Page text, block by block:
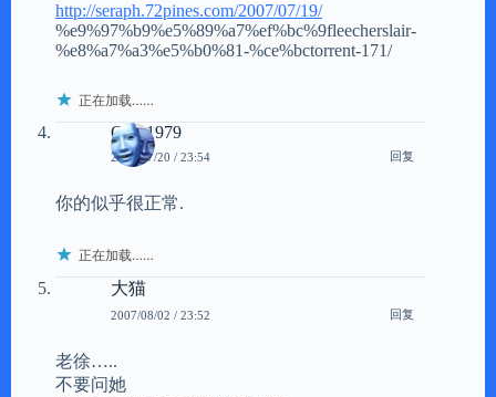
http://seraph.72pines.com/2007/07/19/
%e9%97%b9%e5%89%a7%ef%bc%9fleecherslair-
%e8%a7%a3%e5%b0%81-%ce%bctorrent-171/
正在加载……
Qing1979
2007/07/20 / 23:54 回复
你的似乎很正常.
正在加载……
大猫
2007/08/02 / 23:52 回复
老徐…..
不要问她